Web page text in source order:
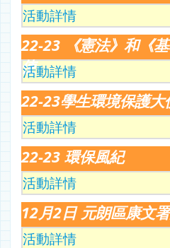
活動詳情
22-23 《憲法》和《
使
活動詳情
22-23學生環境保護大
活動詳情
22-23 環保風紀
活動詳情
12月2日 元朗區康文
活動詳情